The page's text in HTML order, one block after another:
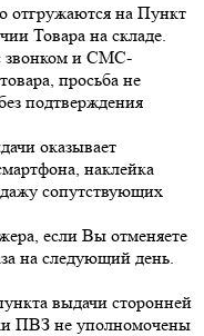
отгружаются на Пункт
Товара на складе.
звонком и СМС-
просьба не
подтверждения
оказывает
наклейка
сопутствующих
если Вы отменяете
на следующий день.
выдачи сторонней
ПВЗ не уполномочены